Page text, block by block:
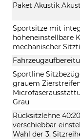
Paket Akustik
Sportsitze mit
höheneinstellbare
mechanischer
Sportline
grauem
Grau
Rücksitzlehne
verschiebbar
Wahl der 3.